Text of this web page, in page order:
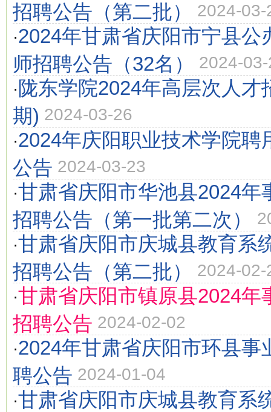
招聘公告（第二批）
2024-03-
·2024年甘肃省庆阳市宁县公
师招聘公告（32名）
2024-
· 陇东学院2024年高层次人才
期) 2024-03-26
·2024年庆阳职业技术学院聘
公告 2024-03-23
·甘肃省庆阳市华池县2024年
招聘公告（第一批第二次）
·甘肃省庆阳市庆城县教育系
招聘公告（第二批）
2024-02-
·甘肃省庆阳市镇原县2024年
招聘公告 2024-02-02
·2024年甘肃省庆阳市环县事
聘公告 2024-01-04
·甘肃省庆阳市庆城县教育系